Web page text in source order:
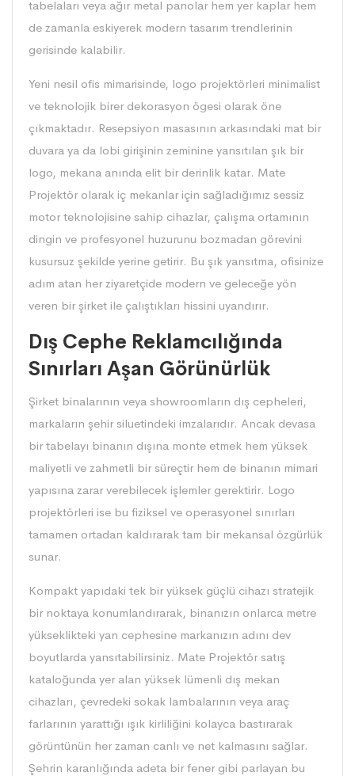
tabelaları veya ağır metal panolar hem yer kaplar hem
de zamanla eskiyerek modern tasarım trendlerinin
gerisinde kalabilir.
Yeni nesil ofis mimarisinde, logo projektörleri minimalist
ve teknolojik birer dekorasyon ögesi olarak öne
çıkmaktadır. Resepsiyon masasının arkasındaki mat bir
duvara ya da lobi girişinin zeminine yansıtılan şık bir
logo, mekana anında elit bir derinlik katar. Mate
Projektör olarak iç mekanlar için sağladığımız sessiz
motor teknolojisine sahip cihazlar, çalışma ortamının
dingin ve profesyonel huzurunu bozmadan görevini
kusursuz şekilde yerine getirir. Bu şık yansıtma, ofisinize
adım atan her ziyaretçide modern ve geleceğe yön
veren bir şirket ile çalıştıkları hissini uyandırır.
Dış Cephe Reklamcılığında
Sınırları Aşan Görünürlük
Şirket binalarının veya showroomların dış cepheleri,
markaların şehir siluetindeki imzalarıdır. Ancak devasa
bir tabelayı binanın dışına monte etmek hem yüksek
maliyetli ve zahmetli bir süreçtir hem de binanın mimari
yapısına zarar verebilecek işlemler gerektirir. Logo
projektörleri ise bu fiziksel ve operasyonel sınırları
tamamen ortadan kaldırarak tam bir mekansal özgürlük
sunar.
Kompakt yapıdaki tek bir yüksek güçlü cihazı stratejik
bir noktaya konumlandırarak, binanızın onlarca metre
yükseklikteki yan cephesine markanızın adını dev
boyutlarda yansıtabilirsiniz. Mate Projektör satış
kataloğunda yer alan yüksek lümenli dış mekan
cihazları, çevredeki sokak lambalarının veya araç
farlarının yarattığı ışık kirliliğini kolayca bastırarak
görüntünün her zaman canlı ve net kalmasını sağlar.
Şehrin karanlığında adeta bir fener gibi parlayan bu